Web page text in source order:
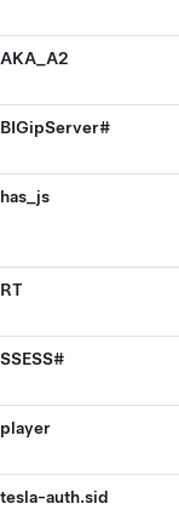
AKA_A2
BIGipServer#
has_js
RT
SSESS#
player
tesla-auth.sid